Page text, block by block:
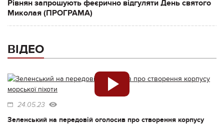
Рівнян запрошують феєрично відгуляти День святого
Миколая (ПРОГРАМА)
ВІДЕО
24.05.23
Зеленський на передовій оголосив про створення корпусу